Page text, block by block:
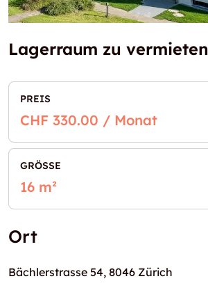
Lagerraum zu vermieten
PREIS
CHF 330.00 / Monat
GRÖSSE
16 m²
Ort
Bächlerstrasse 54, 8046 Zürich